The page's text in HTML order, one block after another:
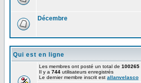
Décembre
Qui est en ligne
Les membres ont posté un total de 100265
Il y a 744 utilisateurs enregistrés
Le dernier membre inscrit est allanvelasco